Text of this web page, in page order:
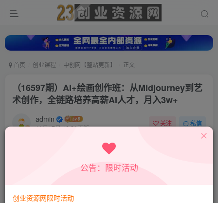
首页 创业课程 中创网【整站更新】 正文
（16597期）AI+绘画创作班：从Midjourney到艺
术创作，全链路培养高薪AI人才，月入3w+
admin
11月17日 16:21更新
关注 私信
公告：限时活动
创业资源网限时活动